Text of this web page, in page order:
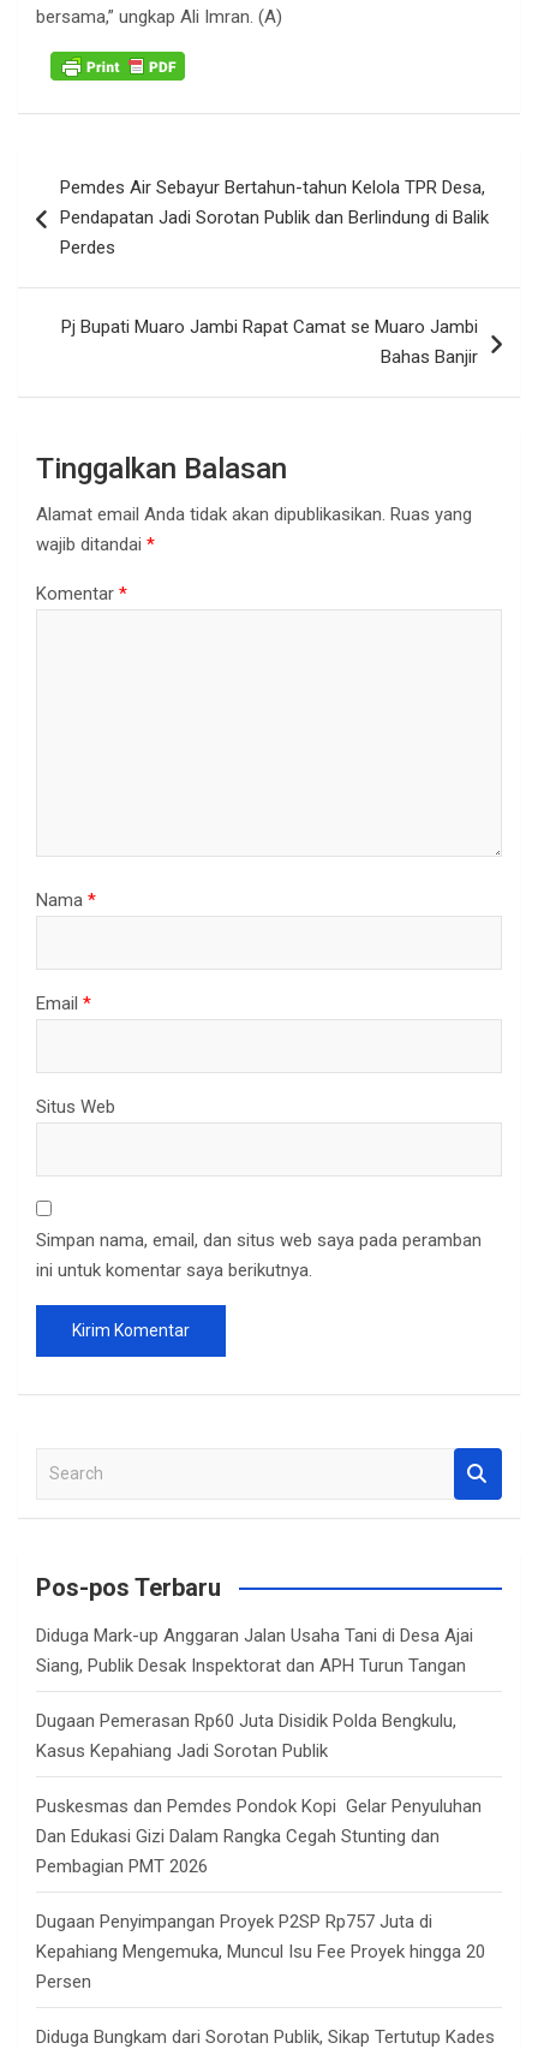
bersama,” ungkap Ali Imran. (A)
posPemdes Air Sebayur Bertahun-tahun Kelola TPR Desa,
Pendapatan Jadi Sorotan Publik dan Berlindung di Balik
Perdes
Pj Bupati Muaro Jambi Rapat Camat se Muaro Jambi
Bahas Banjir
Tinggalkan Balasan
Alamat email Anda tidak akan dipublikasikan. Ruas yang
wajib ditandai *
Komentar *
Nama *
Email *
Situs Web
Simpan nama, email, dan situs web saya pada peramban
ini untuk komentar saya berikutnya.
a
c
Pos-pos Terbaru
Diduga Mark-up Anggaran Jalan Usaha Tani di Desa Ajai
Siang, Publik Desak Inspektorat dan APH Turun Tangan
Dugaan Pemerasan Rp60 Juta Disidik Polda Bengkulu,
Kasus Kepahiang Jadi Sorotan Publik
Puskesmas dan Pemdes Pondok Kopi Gelar Penyuluhan
Dan Edukasi Gizi Dalam Rangka Cegah Stunting dan
Pembagian PMT 2026
Dugaan Penyimpangan Proyek P2SP Rp757 Juta di
Kepahiang Mengemuka, Muncul Isu Fee Proyek hingga 20
Persen
Diduga Bungkam dari Sorotan Publik, Sikap Tertutup Kades